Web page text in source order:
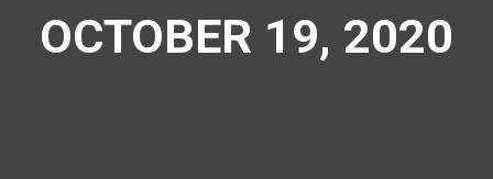
OCTOBER 19, 2020